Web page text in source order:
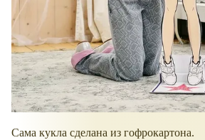
Сама кукла сделана из гофрокартона.